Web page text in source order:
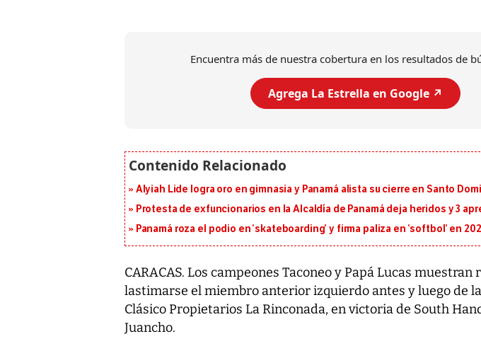
Encuentra más de nuestra cobertura en los resultados de
Agrega La Estrella en Google ↗️
Alyiah Lide logra oro en gimnasia y Panamá alista su cierre en Santo
Protesta de exfuncionarios en la Alcaldía de Panamá deja heridos y 3
Panamá roza el podio en ‘skateboarding’ y firma paliza en ‘softbol’ en
CARACAS. Los campeones Taconeo y Papá Lucas
lastimarse el miembro anterior izquierdo antes y luego de
Clásico Propietarios La Rinconada, en victoria de South
Juancho.
al sur de